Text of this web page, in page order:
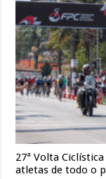
27ª Volta
atletas de todo o